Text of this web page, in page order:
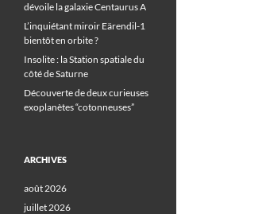
dévoile la galaxie Centaurus A
L’inquiétant miroir Eärendil-1
bientôt en orbite ?
Insolite : la Station spatiale du
côté de Saturne
Découverte de deux curieuses
exoplanètes “cotonneuses”
ARCHIVES
août 2026
juillet 2026